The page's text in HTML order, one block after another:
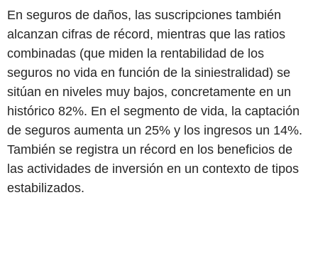
En seguros de daños, las suscripciones también
alcanzan cifras de récord, mientras que las ratios
combinadas (que miden la rentabilidad de los
seguros no vida en función de la siniestralidad) se
sitúan en niveles muy bajos, concretamente en un
histórico 82%. En el segmento de vida, la captación
de seguros aumenta un 25% y los ingresos un 14%.
También se registra un récord en los beneficios de
las actividades de inversión en un contexto de tipos
estabilizados.